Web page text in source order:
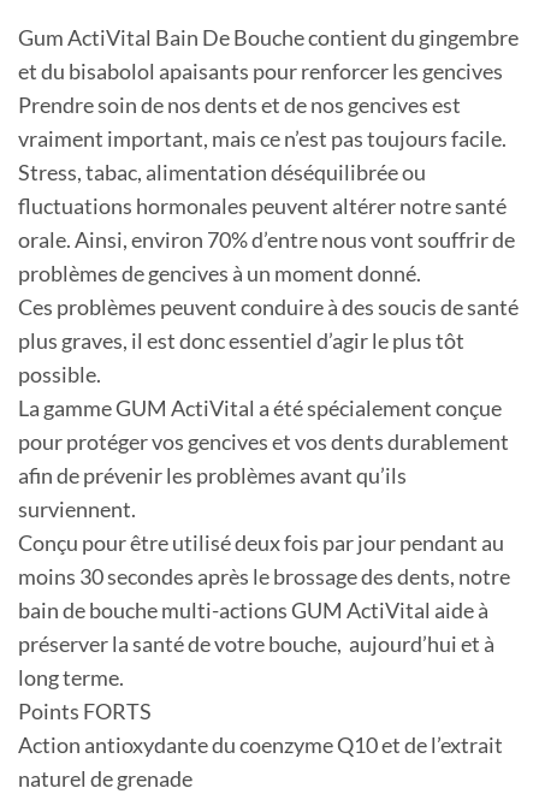
Gum ActiVital Bain De Bouche contient du gingembre
et du bisabolol apaisants pour renforcer les gencives
Prendre soin de nos dents et de nos gencives est
vraiment important, mais ce n’est pas toujours facile.
Stress, tabac, alimentation déséquilibrée ou
fluctuations hormonales peuvent altérer notre santé
orale. Ainsi, environ 70% d’entre nous vont souffrir de
problèmes de gencives à un moment donné.
Ces problèmes peuvent conduire à des soucis de santé
plus graves, il est donc essentiel d’agir le plus tôt
possible.
La gamme GUM ActiVital a été spécialement conçue
pour protéger vos gencives et vos dents durablement
afin de prévenir les problèmes avant qu’ils
surviennent.
Conçu pour être utilisé deux fois par jour pendant au
moins 30 secondes après le brossage des dents, notre
bain de bouche multi-actions GUM ActiVital aide à
préserver la santé de votre bouche, aujourd’hui et à
long terme.
Points FORTS
Action antioxydante du coenzyme Q10 et de l’extrait
naturel de grenade